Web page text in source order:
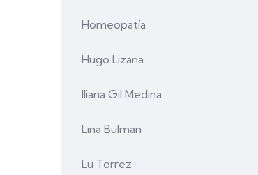
Homeopatía
Hugo Lizana
Iliana Gil Medina
Lina Bulman
Lu Torrez